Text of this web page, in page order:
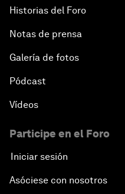
Historias del Foro
Notas de prensa
Galería de fotos
Pódcast
Vídeos
Participe en el Foro
Iniciar sesión
Asóciese con nosotros